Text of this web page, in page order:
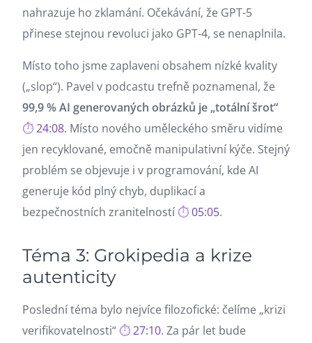
nahrazuje ho zklamání. Očekávání, že GPT-5
přinese stejnou revoluci jako GPT-4, se nenaplnila.
Místo toho jsme zaplaveni obsahem nízké kvality
(„slop“). Pavel v podcastu trefně poznamenal, že
99,9 % AI generovaných obrázků je „totální šrot“
24:08. Místo nového uměleckého směru vidíme
jen recyklované, emočně manipulativní kýče. Stejný
problém se objevuje i v programování, kde AI
generuje kód plný chyb, duplikací a
bezpečnostních zranitelností
05:05.
Téma 3: Grokipedia a krize
autenticity
Poslední téma bylo nejvíce filozofické: čelíme „krizi
verifikovatelnosti“
27:10. Za pár let bude